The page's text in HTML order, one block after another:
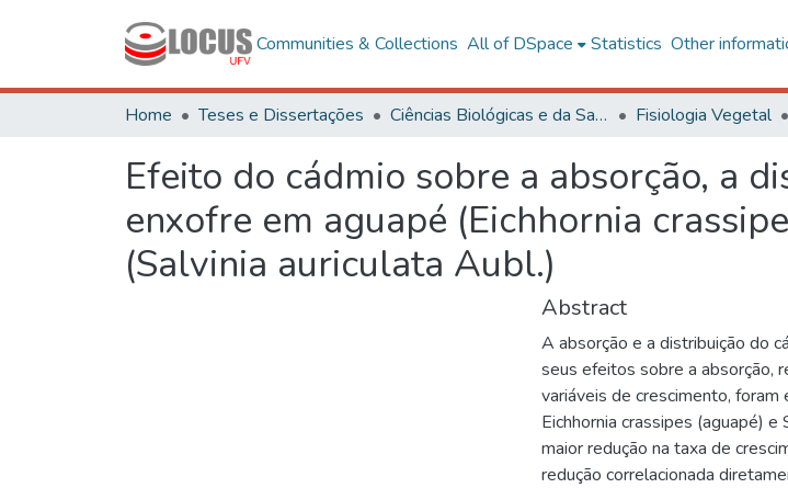
Communities & Collections All of DSpace Statistics Other
Home Teses e Dissertações Ciências Biológicas e da Saúde Fisiologia Vegetal
Efeito do cádmio sobre a absorção, a
enxofre em aguapé (Eichhornia
(Salvinia auriculata Aubl.)
Abstract
A absorção e a distribuição do
seus efeitos sobre a absorção,
variáveis de crescimento,
Eichhornia crassipes (aguapé)
maior redução na taxa de
redução correlacionada